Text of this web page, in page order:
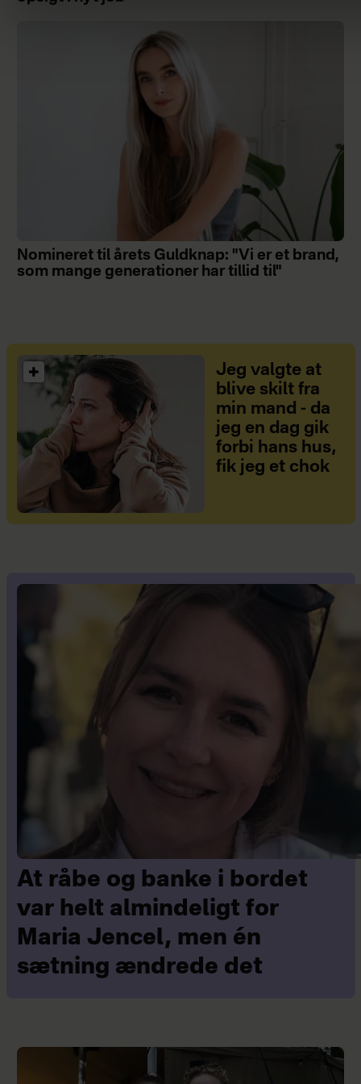
Nomineret til årets Guldknap: "Vi er et brand,
som mange generationer har tillid til"
Jeg valgte at
blive skilt fra
min mand - da
jeg en dag gik
forbi hans hus,
fik jeg et chok
At råbe og banke i bordet
var helt almindeligt for
Maria Jencel, men én
sætning ændrede det